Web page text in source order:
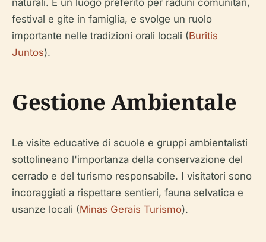
festival e gite in famiglia, e svolge un ruolo
importante nelle tradizioni orali locali (Buritis
Juntos).
Gestione Ambientale
Le visite educative di scuole e gruppi ambientalisti
sottolineano l'importanza della conservazione del
cerrado e del turismo responsabile. I visitatori sono
incoraggiati a rispettare sentieri, fauna selvatica e
usanze locali (Minas Gerais Turismo).